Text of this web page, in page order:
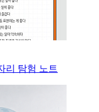
리 탐험 노트